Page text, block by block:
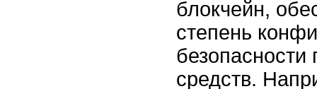
блокчейн,
степень
безопасности
средств.